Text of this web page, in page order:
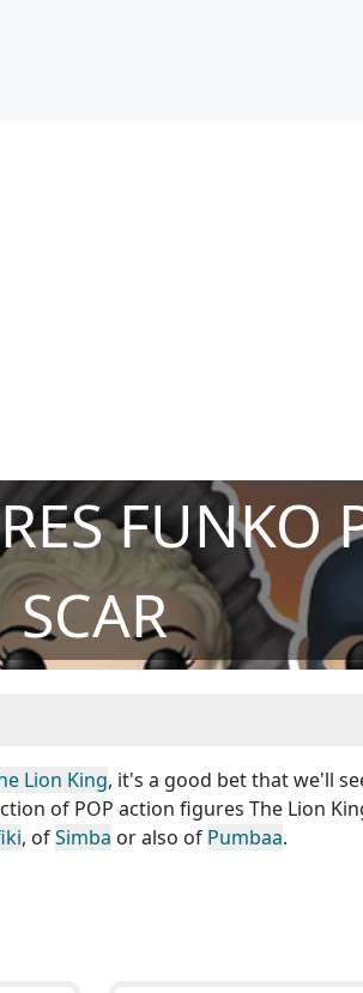
FUNKO
SCAR
Lion King, it's a good bet that we'll
of POP action figures The Lion
, ofSimba or also of Pumbaa.